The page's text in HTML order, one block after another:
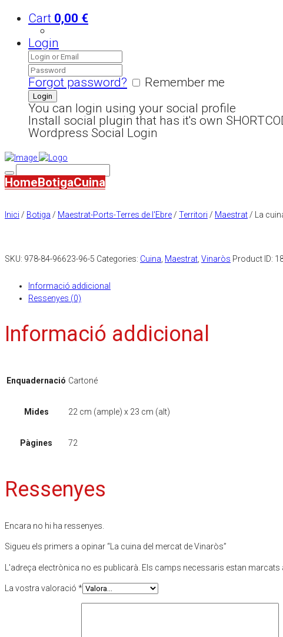
Cart 0,00 €
Login
Forgot password?
Remember me
You can login using your social profile
Install social plugin that has it's own
Wordpress Social Login
HomeBotigaCuina
Inici / Botiga / Maestrat-Ports-Terres de l'Ebre / Territori / Maestrat / La
SKU: 978-84-96623-96-5 Categories: Cuina Maestrat Vinaròs Product ID:
Informació addicional
Ressenyes (0)
Informació addicional
Enquadernació Cartoné
Mides 22 cm (ample) x 23 cm (alt)
Pàgines 72
Ressenyes
Encara no hi ha ressenyes.
Sigueu els primers a opinar “La cuina del mercat de Vinaròs”
L'adreça electrònica no es publicarà. Els camps necessaris estan marcats
La vostra valoració *